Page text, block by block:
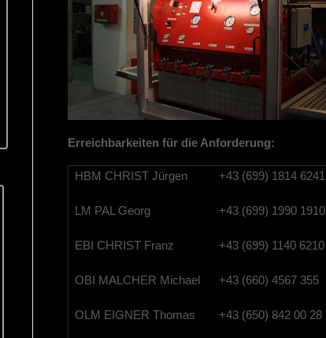
Erreichbarkeiten für die Anforderung:
HBM CHRIST Jürgen +43 (699) 1814 6241
LM PAL Georg +43 (699) 1990 1910
EBI CHRIST Franz +43 (699) 1140 6210
OBI MALCHER Michael +43 (660) 4567 355
OLM EIGNER Thomas +43 (650) 842 00 28